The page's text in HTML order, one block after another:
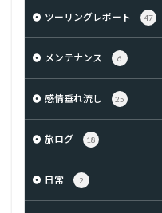
ツーリングレポート 47
メンテナンス 6
感情垂れ流し 25
旅ログ 18
日常 2